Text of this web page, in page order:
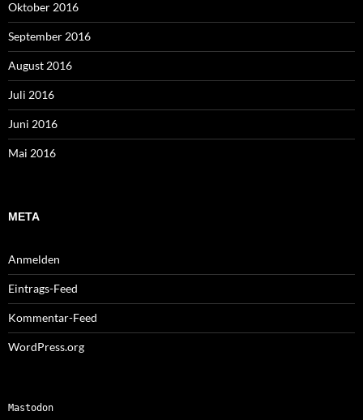
Oktober 2016
September 2016
August 2016
Juli 2016
Juni 2016
Mai 2016
META
Anmelden
Eintrags-Feed
Kommentar-Feed
WordPress.org
Mastodon